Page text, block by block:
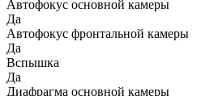
Автофокус основной камеры
Да
Автофокус фронтальной камеры
Да
Вспышка
Да
Диафрагма основной камеры